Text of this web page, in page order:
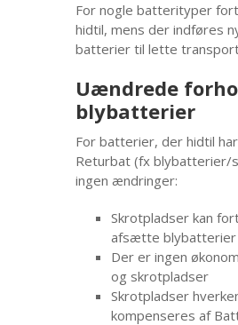
For nogle batterityper
hidtil, mens der indføres
batterier til lette
Uændrede
blybatterier
For batterier, der hidtil
Returbat (fx
ingen ændringer:
Skrotpladser kan
afsætte blybatterier
Der er ingen
og skrotpladser
Skrotpladser
kompenseres af